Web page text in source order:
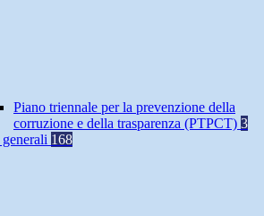
Piano triennale per la prevenzione della
corruzione e della trasparenza (PTPCT) 3
168